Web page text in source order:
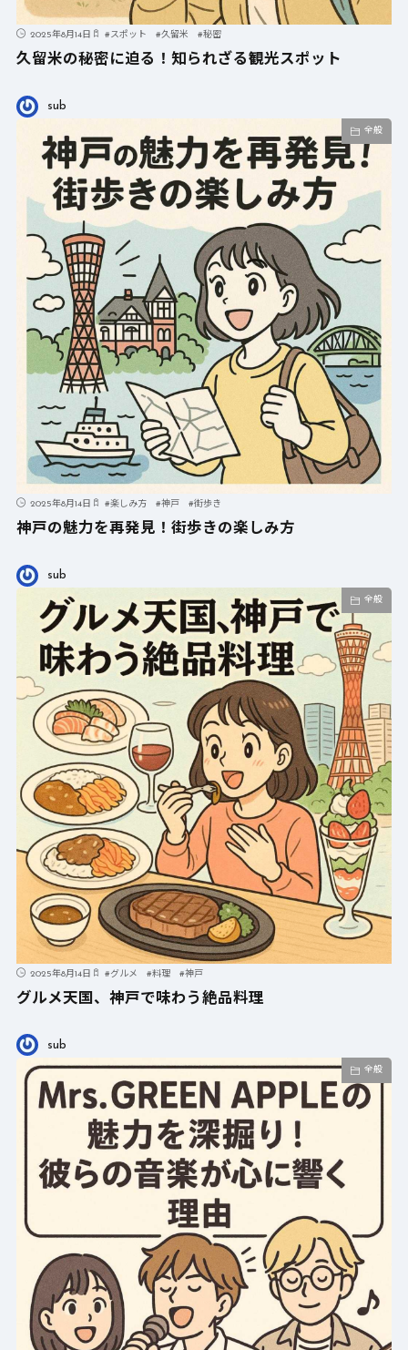
2025年8月14日 #スポット #久留米 #秘密
久留米の秘密に迫る！知られざる観光スポット
sub
全般
2025年8月14日 #楽しみ方 #神戸 #街歩き
神戸の魅力を再発見！街歩きの楽しみ方
sub
全般
2025年8月14日 #グルメ #料理 #神戸
グルメ天国、神戸で味わう絶品料理
sub
全般